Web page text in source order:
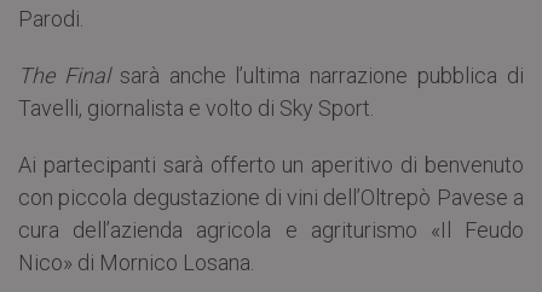
Parodi.
The Finalsarà anche l’ultima narrazione pubblica di
Tavelli, giornalista e volto di Sky Sport.
Ai partecipanti sarà offerto un aperitivo di benvenuto
con piccola degustazione di vini dell’Oltrepò Pavese a
cura dell’azienda agricola e agriturismo «Il Feudo
Nico» di Mornico Losana.